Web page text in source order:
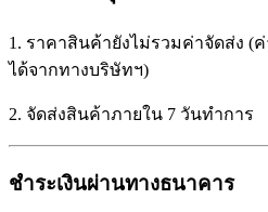
1. ราคาสินค้ายังไม่รวมค่าจัดส่ง
ได้จากทางบริษัทฯ)
2. จัดส่งสินค้าภายใน 7 วันทำการ
ชำระเงินผ่านทางธนาคาร